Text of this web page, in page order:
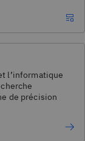
l’informatique
de précision